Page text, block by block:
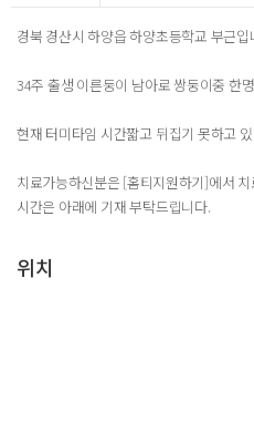
경북 경산시 하양읍 하양초등학교 부근입
34주 출생 이른둥이 남아로 쌍둥이중 한
현재 터미타임 시간짧고 뒤집기 못하고
치료가능하신분은 [홈티지원하기]에서
시간은 아래에 기재 부탁드립니다.
위치